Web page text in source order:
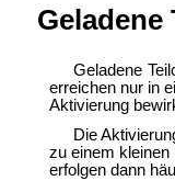
Geladene
erreichen nur in
Aktivierung
Die
zu einem
erfolgen dann